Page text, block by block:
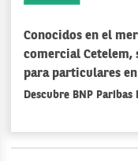
Conocidos en el
comercial Cetelem,
para particulares
Descubre BNP Paribas